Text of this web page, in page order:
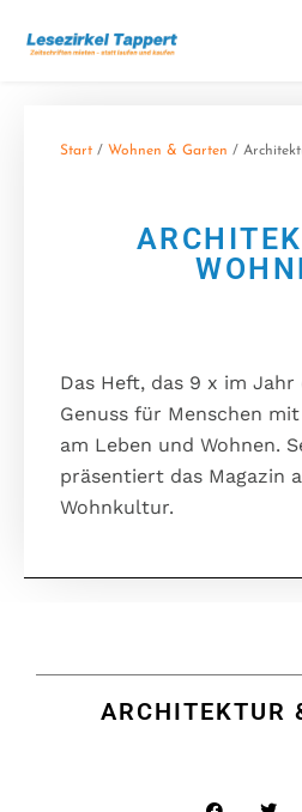
Start / Wohnen & Garten /
Das Heft, das 9 x im
Genuss für Menschen
am Leben und Wohnen.
präsentiert das Magazin
Wohnkultur.
ARCHITEKTUR